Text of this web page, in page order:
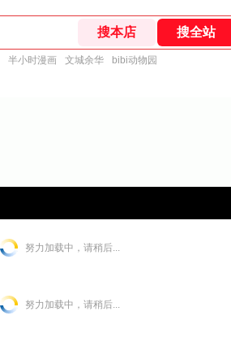
半小时漫画 文城余华 bibi动物园
努力加载中，请稍后...
努力加载中，请稍后...